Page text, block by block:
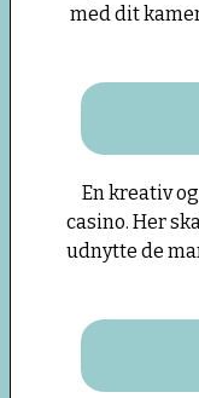
med dit
En kreativ
casino. Her
udnytte de